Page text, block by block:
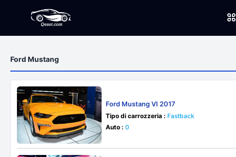
Ford Mustang
Ford Mustang VI 2017
Tipo di carrozzeria : Fastback
Auto : 0